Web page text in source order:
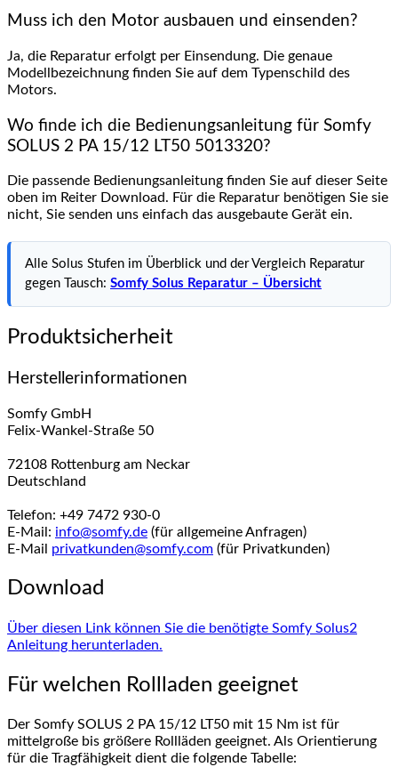
Muss ich den Motor ausbauen und einsenden?
Ja, die Reparatur erfolgt per Einsendung. Die genaue
Modellbezeichnung finden Sie auf dem Typenschild des
Motors.
Wo finde ich die Bedienungsanleitung für Somfy
SOLUS 2 PA 15/12 LT50 5013320?
Die passende Bedienungsanleitung finden Sie auf dieser Seite
oben im Reiter Download. Für die Reparatur benötigen Sie sie
nicht, Sie senden uns einfach das ausgebaute Gerät ein.
Alle Solus Stufen im Überblick und der Vergleich Reparatur
gegen Tausch: Somfy Solus Reparatur – Übersicht
Produktsicherheit
Herstellerinformationen
Somfy GmbH
Felix-Wankel-Straße 50
72108 Rottenburg am Neckar
Deutschland
Telefon: +49 7472 930-0
E-Mail: info@somfy.de (für allgemeine Anfragen)
E-Mail privatkunden@somfy.com (für Privatkunden)
Download
Über diesen Link können Sie die benötigte Somfy Solus2
Anleitung herunterladen.
Für welchen Rollladen geeignet
Der Somfy SOLUS 2 PA 15/12 LT50 mit 15 Nm ist für
mittelgroße bis größere Rollläden geeignet. Als Orientierung
für die Tragfähigkeit dient die folgende Tabelle: